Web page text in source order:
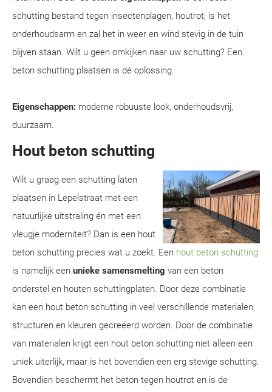
schutting bestand tegen insectenplagen, houtrot, is het
onderhoudsarm en zal het in weer en wind stevig in de tuin
blijven staan. Wilt u geen omkijken naar uw schutting? Een
beton schutting plaatsen is dé oplossing.
Eigenschappen: moderne robuuste look, onderhoudsvrij,
duurzaam.
Hout beton schutting
Wilt u graag een schutting laten
plaatsen in Lepelstraat met een
natuurlijke uitstraling én met een
vleugje moderniteit? Dan is een hout
beton schutting precies wat u zoekt. Een hout beton schutting
is namelijk een unieke samensmelting van een beton
onderstel en houten schuttingplaten. Door deze combinatie
kan een hout beton schutting in veel verschillende materialen,
structuren en kleuren gecreëerd worden. Door de combinatie
van materialen krijgt een hout beton schutting niet alleen een
uniek uiterlijk, maar is het bovendien een erg stevige schutting.
Bovendien beschermt het beton tegen houtrot en is de